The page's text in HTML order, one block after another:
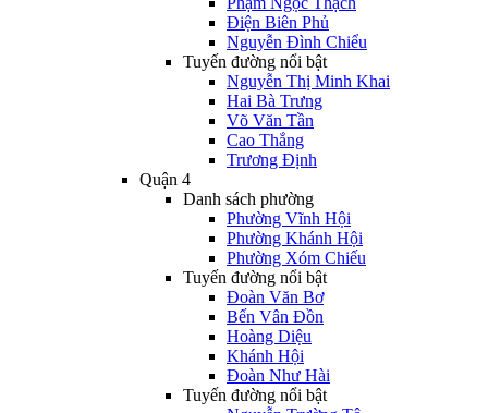
Điện Biên Phủ
Nguyễn Đình Chiểu
Tuyến đường nổi bật
Nguyễn Thị Minh Khai
Hai Bà Trưng
Võ Văn Tần
Cao Thắng
Trương Định
Quận 4
Danh sách phường
Phường Vĩnh Hội
Phường Khánh Hội
Phường Xóm Chiếu
Tuyến đường nổi bật
Đoàn Văn Bơ
Bến Vân Đồn
Hoàng Diệu
Khánh Hội
Đoàn Như Hài
Tuyến đường nổi bật